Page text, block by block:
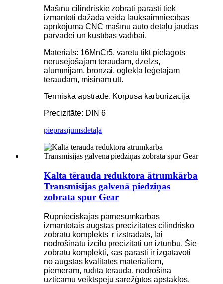
Mašīnu cilindriskie zobrati parasti tiek
izmantoti dažāda veida lauksaimniecības
aprīkojumā CNC mašīnu auto detaļu jaudas
pārvadei un kustības vadībai.
Materiāls: 16MnCr5, varētu tikt pielāgots
nerūsējošajam tēraudam, dzelzs,
alumīnijam, bronzai, oglekļa leģētajam
tēraudam, misiņam utt.
Termiskā apstrāde: Korpusa karburizācija
Precizitāte: DIN 6
pieprasījumsdetaļa
Kalta tērauda reduktora ātrumkārba
Transmisijas galvenā piedziņas
zobrata spur Gear
Rūpnieciskajās pārnesumkārbās
izmantotais augstas precizitātes cilindrisko
zobratu komplekts ir izstrādāts, lai
nodrošinātu izcilu precizitāti un izturību. Šie
zobratu komplekti, kas parasti ir izgatavoti
no augstas kvalitātes materiāliem,
piemēram, rūdīta tērauda, ​​nodrošina
uzticamu veiktspēju sarežģītos apstākļos.